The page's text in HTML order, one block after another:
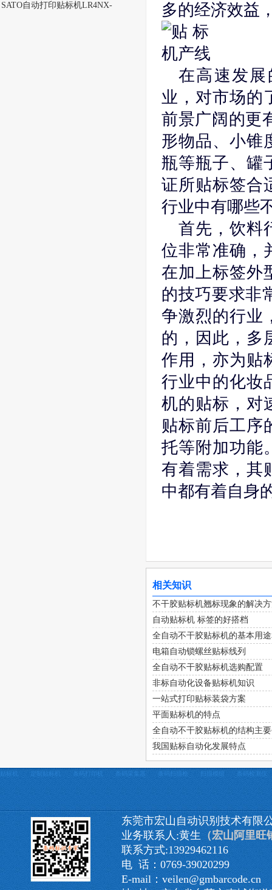
SATO自动打印贴标机LR4NX-
多的经济效益
在高速发
业，对市场的
前景广阔的更
形物品、小锥
瓶等瓶子、罐
证所贴标签合
行业中有哪些
首先，饮料
位非常准确，
在加上标签外
的技巧要求非
争激烈的行业
的，因此，多
作用，亦为贴
行业中的化妆
机的贴标，对
贴标前后工序
托等附加功能
有着需求，其
中都有着自身
相关知识
不干胶贴标机翘标现象的解决
自动贴标机 标签的好搭档
全自动不干胶贴标机的基本用
电箱自动锁螺丝贴标线列
全自动不干胶贴标机选购配置
非标自动化设备贴标机知识
一站式打印贴标装袋方案
平面贴标机的特点
全自动不干胶贴标机的结构主
我国贴标自动化发展特点
贴标机 定制贴标机 条码打印机 条码采集器 条码扫描枪 扫描模组 条码检测仪
东莞市宏山自动识别技术有限
业务联系人:黄生 （宏山阿里旺
联系方式:13929462116
电 话：0769-39020299
E-mail：veilen@gmbarcode.cn